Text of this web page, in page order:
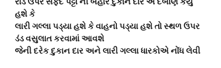
હશે કે
લારી ગલ્લા પડ્યા હશે કે વાહનો પડ્યા હશે તો સ્થળ ઉપર
ડંડ વસુલાત કરવામાં આવશે
જેની દરેક દુકાન દાર અને લારી ગલ્લા ધારકોએ નોંધ લેવી